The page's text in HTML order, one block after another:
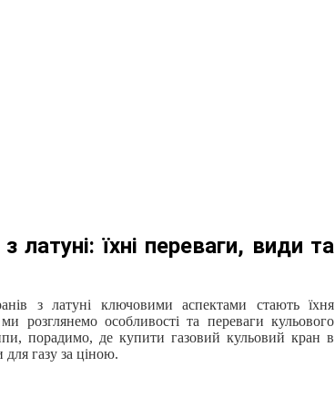
латуні: їхні переваги, види та
з латуні ключовими аспектами стають їхня
розглянемо особливості та переваги кульового
порадимо, де купити газовий кульовий кран в
для газу за ціною.